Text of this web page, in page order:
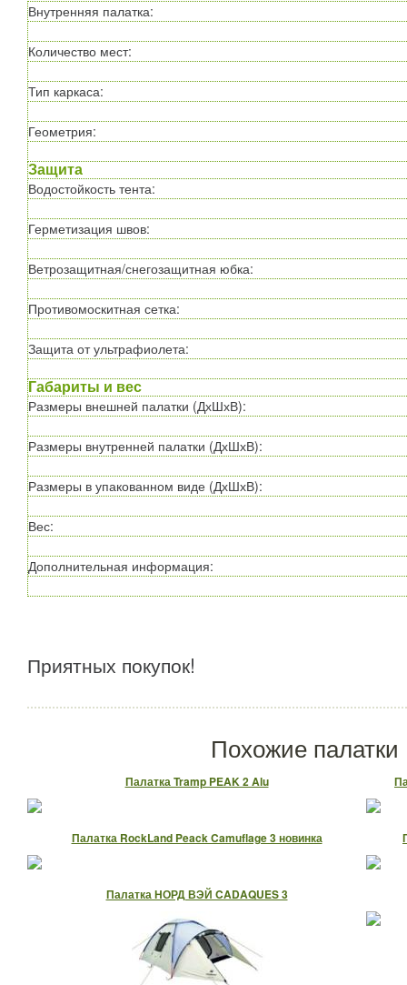
Внутренняя палатка:
Количество мест:
Тип каркаса:
Геометрия:
Защита
Водостойкость тента:
Герметизация швов:
Ветрозащитная/снегозащитная юбка:
Противомоскитная сетка:
Защита от ультрафиолета:
Габариты и вес
Размеры внешней палатки (ДхШхВ):
Размеры внутренней палатки (ДхШхВ):
Размеры в упакованном виде (ДхШхВ):
Вес:
Дополнительная информация:
Приятных покупок!
Похожие палатки
Палатка Tramp PEAK 2 Alu
Палатка RockLand Peack Camuflage 3 новинка
Палатка НОРД ВЭЙ CADAQUES 3